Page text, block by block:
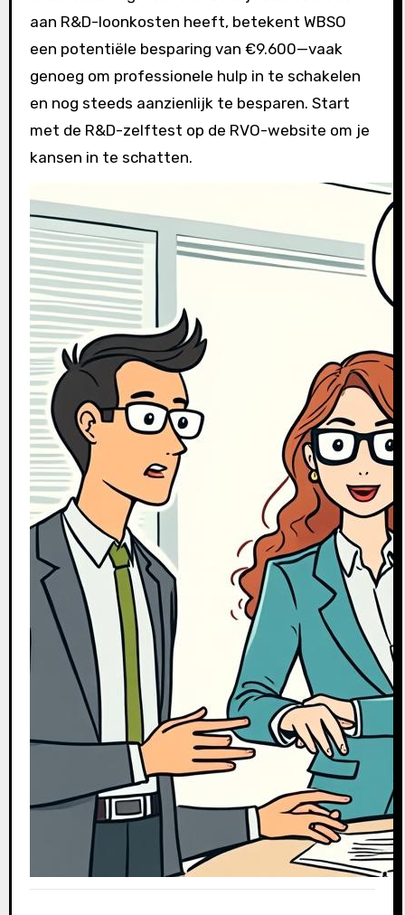
aan R&D-loonkosten heeft, betekent WBSO
een potentiële besparing van €9.600—vaak
genoeg om professionele hulp in te schakelen
en nog steeds aanzienlijk te besparen. Start
met de R&D-zelftest op de RVO-website om je
kansen in te schatten.